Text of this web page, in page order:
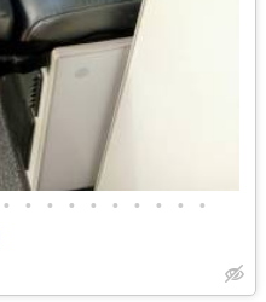
• • • • • • • • • •